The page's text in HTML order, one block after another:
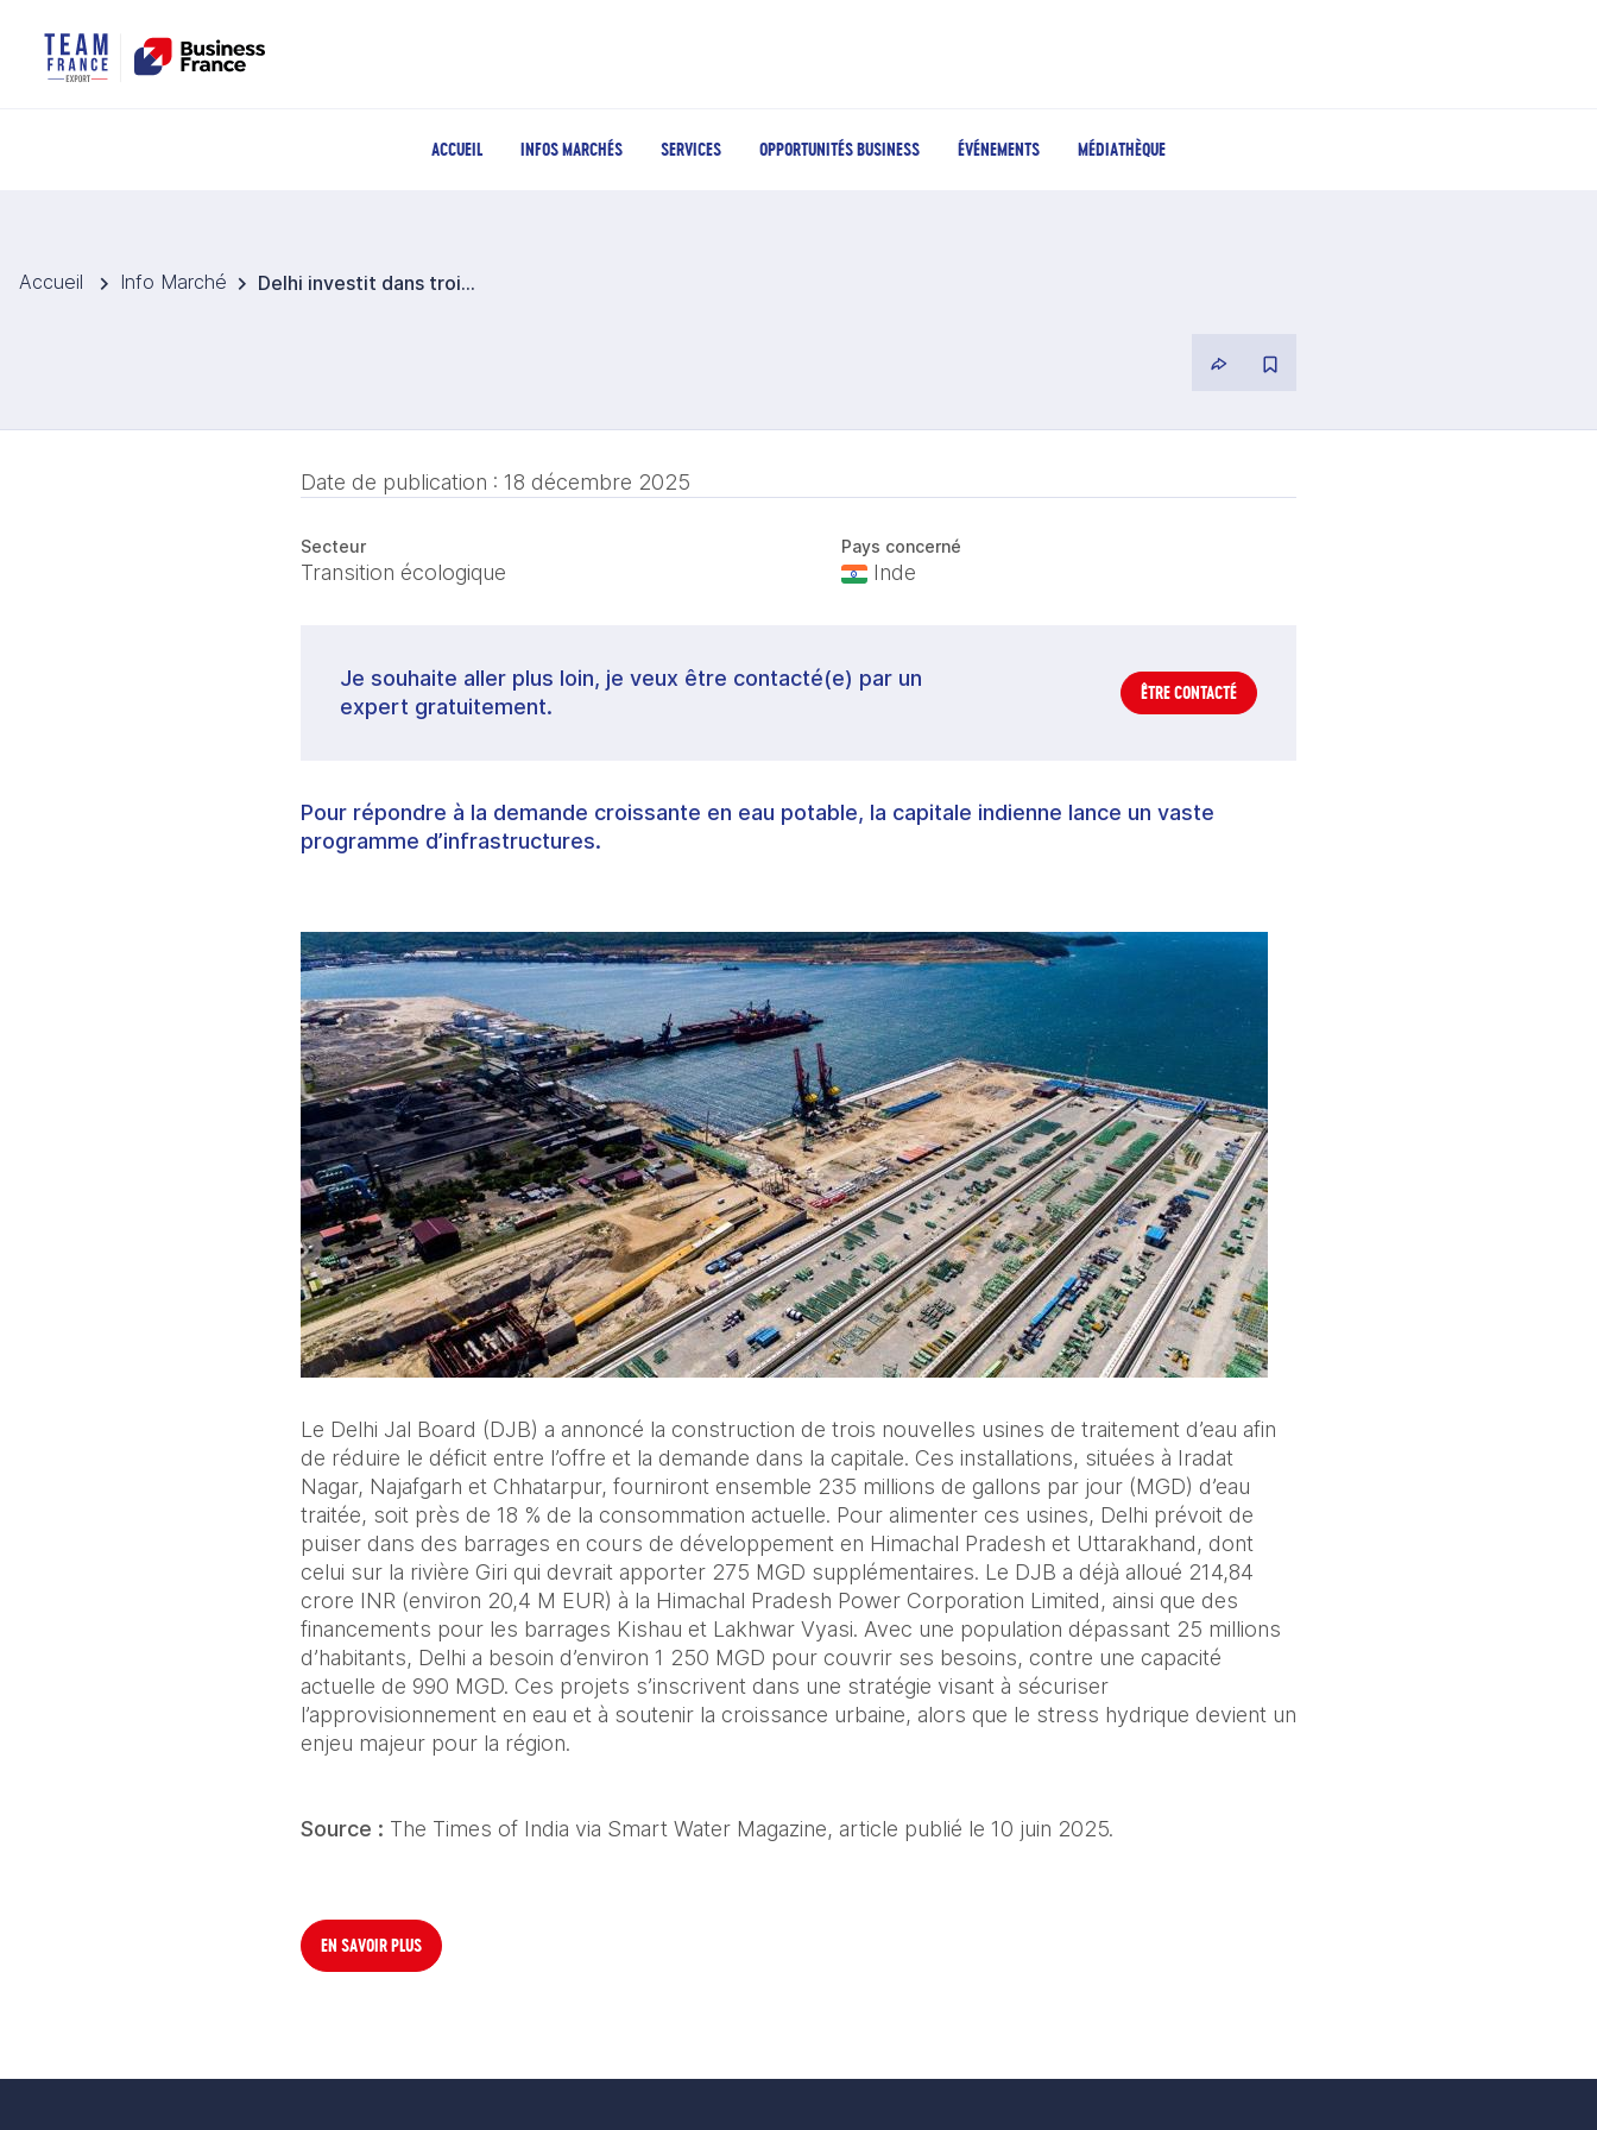
ACCUEIL INFOS MARCHÉS SERVICES OPPORTUNITÉS BUSINESS ÉVÉNEMENTS MÉDIATHÈQUE
Accueil Info Marché Delhi investit dans trois nouvelles usines de traitement d’eau
Date de publication : 18 décembre 2025
Secteur
Transition écologique
Pays concerné
Inde
Je souhaite aller plus loin, je veux être contacté(e) par un
expert gratuitement.
ÊTRE CONTACTÉ
Pour répondre à la demande croissante en eau potable, la capitale indienne lance un vaste
programme d’infrastructures.
Le Delhi Jal Board (DJB) a annoncé la construction de trois nouvelles usines de traitement d’eau afin
de réduire le déficit entre l’offre et la demande dans la capitale. Ces installations, situées à Iradat
Nagar, Najafgarh et Chhatarpur, fourniront ensemble 235 millions de gallons par jour (MGD) d’eau
traitée, soit près de 18 % de la consommation actuelle. Pour alimenter ces usines, Delhi prévoit de
puiser dans des barrages en cours de développement en Himachal Pradesh et Uttarakhand, dont
celui sur la rivière Giri qui devrait apporter 275 MGD supplémentaires. Le DJB a déjà alloué 214,84
crore INR (environ 20,4 M EUR) à la Himachal Pradesh Power Corporation Limited, ainsi que des
financements pour les barrages Kishau et Lakhwar Vyasi. Avec une population dépassant 25 millions
d’habitants, Delhi a besoin d’environ 1 250 MGD pour couvrir ses besoins, contre une capacité
actuelle de 990 MGD. Ces projets s’inscrivent dans une stratégie visant à sécuriser
l’approvisionnement en eau et à soutenir la croissance urbaine, alors que le stress hydrique devient un
enjeu majeur pour la région.
Source : The Times of India via Smart Water Magazine, article publié le 10 juin 2025.
EN SAVOIR PLUS